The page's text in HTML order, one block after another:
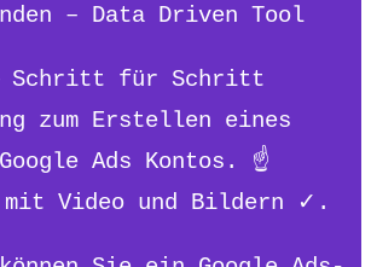
– Data Driven Tool
Schritt für Schritt
zum Erstellen eines
Ads Kontos. ☝
Video und Bildern ✓.